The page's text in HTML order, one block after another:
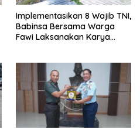
Implementasikan 8 Wajib TNI,
Babinsa Bersama Warga
Fawi Laksanakan Karya